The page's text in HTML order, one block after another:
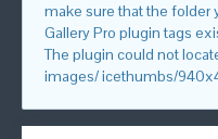
make sure that the folder
Gallery Pro plugin tags
The plugin could not
images/ icethumbs/